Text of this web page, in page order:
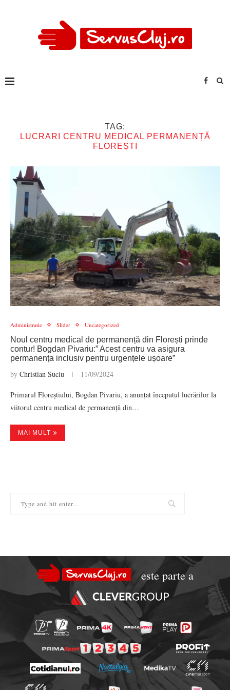
TAG:
LUCRARI CENTRU MEDICAL PERMANENȚĂ
FLOREȘTI
Administratie Slider Uncategorized
Noul centru medical de permanență din Florești prinde
contur! Bogdan Pivariu:” Acest centru va asigura
permanența inclusiv pentru urgențele ușoare”
by Christian Suciu 11/09/2024
Primarul Floreștiului, Bogdan Pivariu, a anunțat începutul lucrărilor la
viitorul centru medical de permanență din…
MAI MULT
este parte a